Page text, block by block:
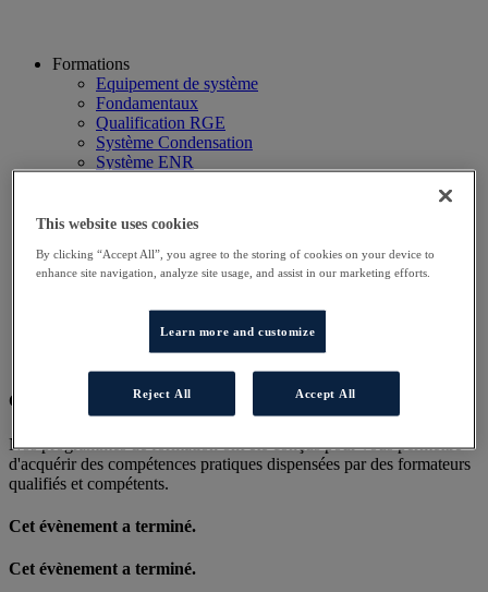
Formations
Equipement de système
Fondamentaux
Qualification RGE
Système Condensation
Système ENR
Webinaire
Hôtels
Planning
Particulier
Professionnel
Cet évènement a terminé.
Nos programmes de formation ont été conçus pour vous permettre
d'acquérir des compétences pratiques dispensées par des formateurs
qualifiés et compétents.
Cet évènement a terminé.
Cet évènement a terminé.
This website uses cookies
By clicking “Accept All”, you agree to the storing of cookies on your device to
enhance site navigation, analyze site usage, and assist in our marketing efforts.
Learn more and customize
Reject All Accept All